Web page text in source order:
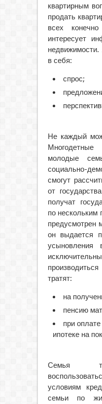
квартирным
продать
всех
интересует
недвижимости.
в себя:
спрос;
Не каждый
молодые
социально-
смогут
от
получат
по
предусмотрен
он выдается
усыновления
тратят:
на
пенсию
при
ипотеке на
Семья
условиям
семьи по